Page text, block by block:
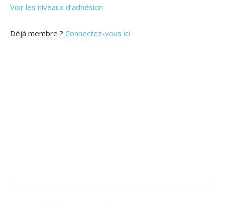
Voir les niveaux d’adhésion
Déjà membre ? Connectez-vous ici